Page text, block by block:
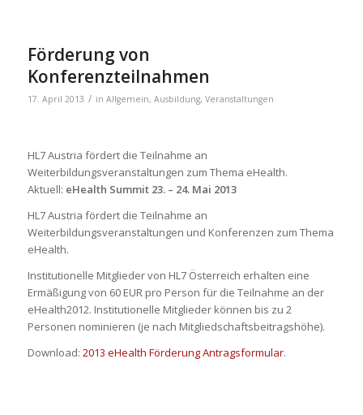
Förderung von
Konferenzteilnahmen
17. April 2013 / in Allgemein, Ausbildung, Veranstaltungen
HL7 Austria fördert die Teilnahme an
Weiterbildungsveranstaltungen zum Thema eHealth.
Aktuell: eHealth Summit 23. – 24. Mai 2013
HL7 Austria fördert die Teilnahme an
Weiterbildungsveranstaltungen und Konferenzen zum Thema
eHealth.
Institutionelle Mitglieder von HL7 Österreich erhalten eine
Ermäßigung von 60 EUR pro Person für die Teilnahme an der
eHealth2012. Institutionelle Mitglieder können bis zu 2
Personen nominieren (je nach Mitgliedschaftsbeitragshöhe).
Download: 2013 eHealth Förderung Antragsformular.